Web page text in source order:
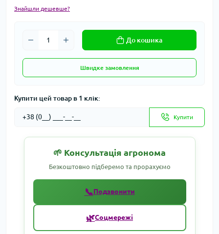
Знайшли дешевше?
До кошика
Швидке замовлення
Купити цей товар в 1 клік:
Купити
🌱 Консультація агронома
Безкоштовно підберемо та прорахуємо
📞Подзвонити
🌿Соцмережі